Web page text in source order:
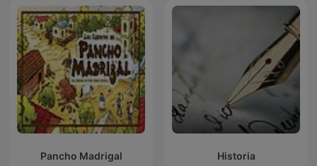
Pancho Madrigal Historia